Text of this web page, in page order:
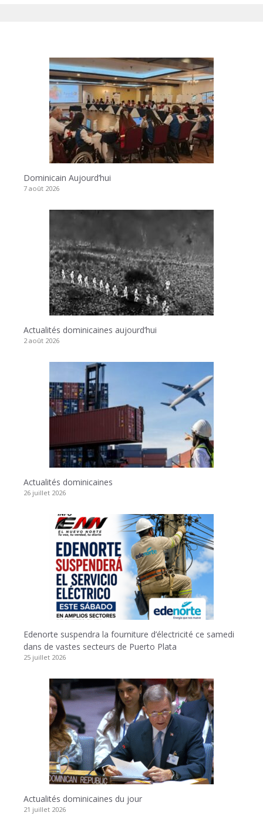
Dominicain Aujourd’hui
7 août 2026
Actualités dominicaines aujourd’hui
2 août 2026
Actualités dominicaines
26 juillet 2026
Edenorte suspendra la fourniture d’électricité ce samedi
dans de vastes secteurs de Puerto Plata
25 juillet 2026
Actualités dominicaines du jour
21 juillet 2026